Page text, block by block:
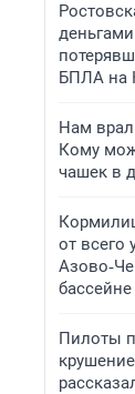
БПЛА на
Нам
Кому
чашек в
от всего
бассейне
Пилоты